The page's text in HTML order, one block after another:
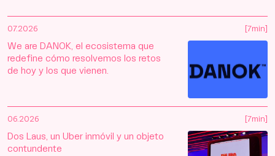
07.2026
We are DANOK, el ecosistema que
redefine cómo resolvemos los retos
de hoy y los que vienen.
[7min]
06.2026
Dos Laus, un Uber inmóvil y un objeto
contundente
[7min]